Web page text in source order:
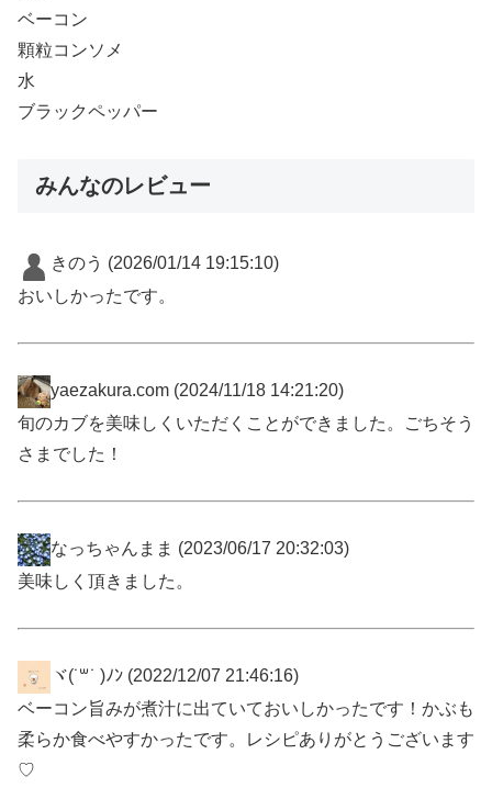
ベーコン
顆粒コンソメ
水
ブラックペッパー
みんなのレビュー
きのう (2026/01/14 19:15:10)
おいしかったです。
yaezakura.com (2024/11/18 14:21:20)
旬のカブを美味しくいただくことができました。ごちそう
さまでした！
なっちゃんまま (2023/06/17 20:32:03)
美味しく頂きました。
ヾ(˙꒳​˙ )ﾉﾝ (2022/12/07 21:46:16)
ベーコン旨みが煮汁に出ていておいしかったです！かぶも
柔らか食べやすかったです。レシピありがとうございます
♡